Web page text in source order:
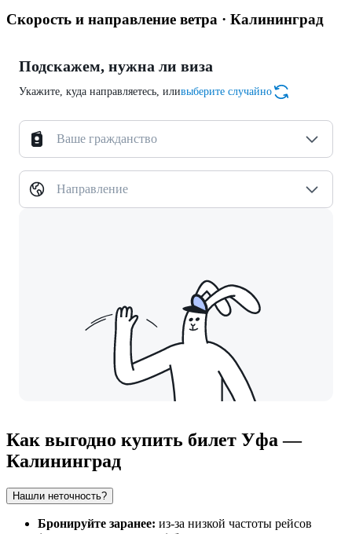
Скорость и направление ветра · Калининград
Подскажем, нужна ли виза
Укажите, куда направляетесь, иливыберите случайно
Ваше гражданство
Направление
Как выгодно купить билет Уфа —
Калининград
Нашли неточность?
Бронируйте заранее: из-за низкой частоты рейсов